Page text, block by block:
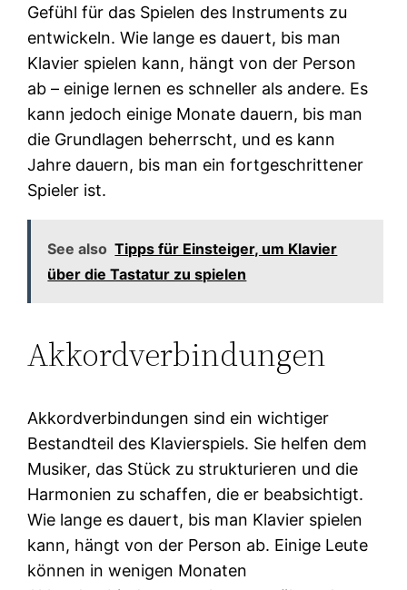
Gefühl für das Spielen des Instruments zu
entwickeln. Wie lange es dauert, bis man
Klavier spielen kann, hängt von der Person
ab – einige lernen es schneller als andere. Es
kann jedoch einige Monate dauern, bis man
die Grundlagen beherrscht, und es kann
Jahre dauern, bis man ein fortgeschrittener
Spieler ist.
See also Tipps für Einsteiger, um Klavier
über die Tastatur zu spielen
Akkordverbindungen
Akkordverbindungen sind ein wichtiger
Bestandteil des Klavierspiels. Sie helfen dem
Musiker, das Stück zu strukturieren und die
Harmonien zu schaffen, die er beabsichtigt.
Wie lange es dauert, bis man Klavier spielen
kann, hängt von der Person ab. Einige Leute
können in wenigen Monaten